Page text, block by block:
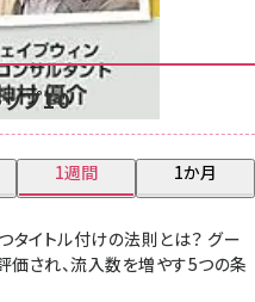
プ10
1週間 1か月
タイトル付けの法則とは？ グー
価され、流入数を増やす5つの条